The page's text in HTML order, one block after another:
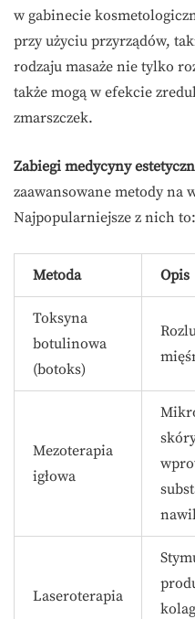
w gabinecie
przy użyciu przyrządów,
rodzaju masaże nie tylko
także mogą w efekcie
zmarszczek.
Zabiegi medycyny
zaawansowane metody na
Najpopularniejsze z nich to:
Metoda Opis
Toksyna
botulinowa
(botoks)
Mezoterapia
igłowa
Laseroterapia